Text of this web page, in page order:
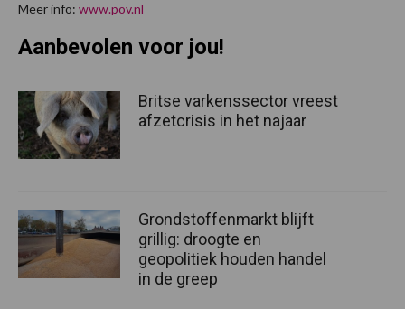
Meer info: www.pov.nl
Aanbevolen voor jou!
Britse varkenssector vreest
afzetcrisis in het najaar
Grondstoffenmarkt blijft
grillig: droogte en
geopolitiek houden handel
in de greep